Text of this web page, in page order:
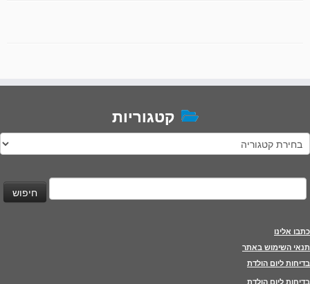
קטגוריות
קטגוריות
חיפוש:
כתבו אלינו
תנאי השימוש באתר
בדיחות ליום הולדת
בדיחות ליום הולדת